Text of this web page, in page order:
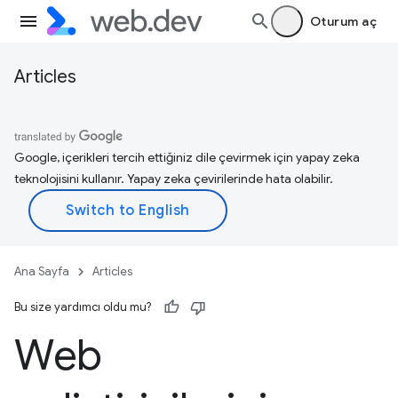
Oturum aç
Articles
Google, içerikleri tercih ettiğiniz dile çevirmek için yapay zeka
teknolojisini kullanır. Yapay zeka çevirilerinde hata olabilir.
Ana Sayfa Articles
Bu size yardımcı oldu mu?
Web